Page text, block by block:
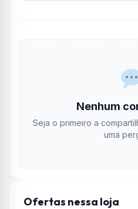
Nenhum
Seja o primeiro a
uma
Ofertas nessa loja